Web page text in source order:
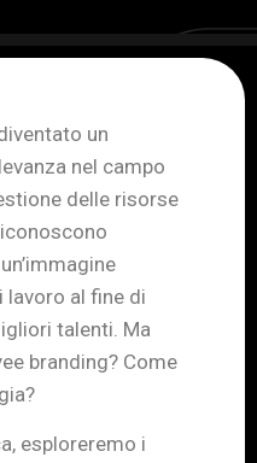
un
nel campo
delle risorse
al fine di
talenti. Ma
branding? Come
esploreremo i